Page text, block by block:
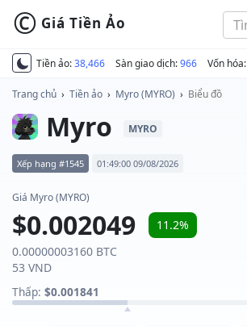
Tiền ảo:38,466 Sàn giao dịch:966 Vốn hóa:
© Giá Tiền Ảo
Trang chủ › Tiền ảo › Myro (MYRO) › Biểu đồ
Myro MYRO
Xếp hạng #1545 01:49:00 09/08/2026
Giá Myro (MYRO)
$0.002049
11.2%
0.00000003160 BTC
53 VND
Thấp: $0.001841